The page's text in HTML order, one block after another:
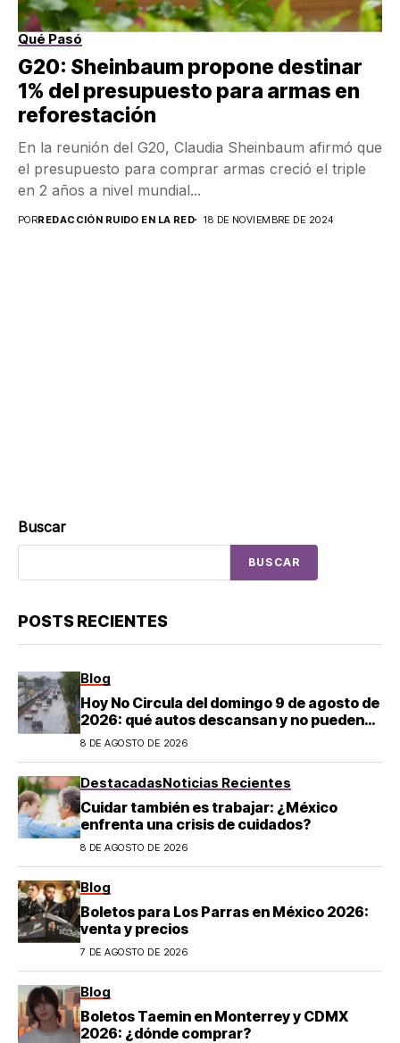
Qué Pasó
G20: Sheinbaum propone destinar
1% del presupuesto para armas en
reforestación
En la reunión del G20, Claudia Sheinbaum afirmó que
el presupuesto para comprar armas creció el triple
en 2 años a nivel mundial...
PORREDACCIÓN RUIDO EN LA RED 18 DE NOVIEMBRE DE 2024
Buscar
BUSCAR
POSTS RECIENTES
Blog
Hoy No Circula del domingo 9 de agosto de
2026: qué autos descansan y no pueden
salir en CDMX y el Estado de México; estos
8 DE AGOSTO DE 2026
DestacadasNoticias Recientes
Cuidar también es trabajar: ¿México
enfrenta una crisis de cuidados?
8 DE AGOSTO DE 2026
Blog
Boletos para Los Parras en México 2026:
venta y precios
7 DE AGOSTO DE 2026
Blog
Boletos Taemin en Monterrey y CDMX
2026: ¿dónde comprar?